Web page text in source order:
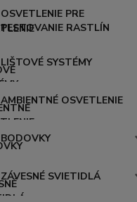
OSVETLENIE PRE
PESTOVANIE RASTLÍN
LIŠTOVÉ SYSTÉMY
AMBIENTNÉ OSVETLENIE
BODOVKY
ZÁVESNÉ SVIETIDLÁ